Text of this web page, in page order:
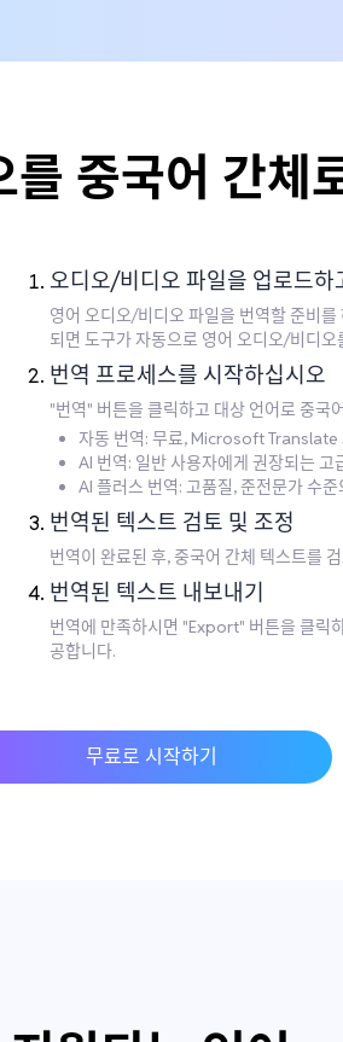
중국어 간체
오디오/비디오 파일을 업로드하
영어 오디오/비디오 파일을 번역할 준비
되면 도구가 자동으로 영어 오디오/비디오
번역 프로세스를 시작하십시오
"번역" 버튼을 클릭하고 대상 언어로 중국
자동 번역: 무료, Microsoft Translate
AI 번역: 일반 사용자에게 권장되는 고
AI 플러스 번역: 고품질, 준전문가 수
번역된 텍스트 검토 및 조정
번역이 완료된 후, 중국어 간체 텍스트를
번역된 텍스트 내보내기
번역에 만족하시면 "Export" 버튼을 클릭
공합니다.
무료로 시작하기